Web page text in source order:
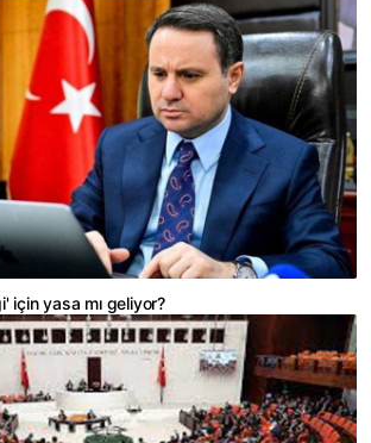
için yasa mı geliyor?